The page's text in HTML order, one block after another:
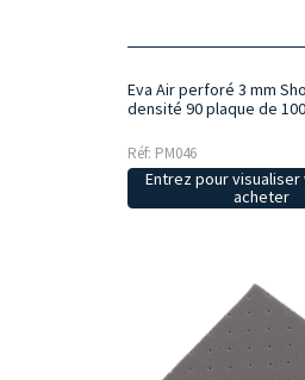
Eva Air perforé 3 mm
densité 90 plaque de
Réf: PM046
Entrez pour
acheter